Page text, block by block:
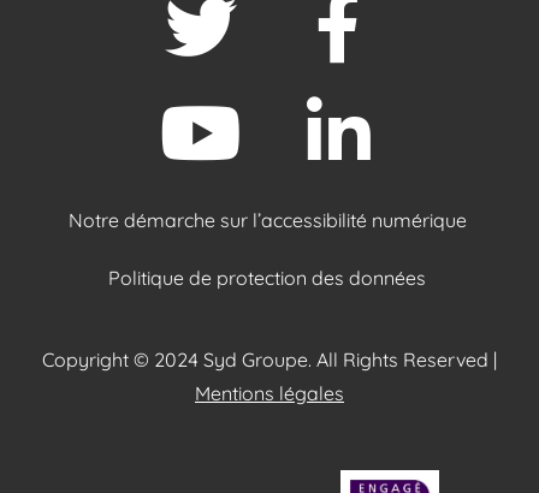
Notre démarche sur l’accessibilité numérique
Politique de protection des données
Copyright © 2024 Syd Groupe. All Rights Reserved |
Mentions légales